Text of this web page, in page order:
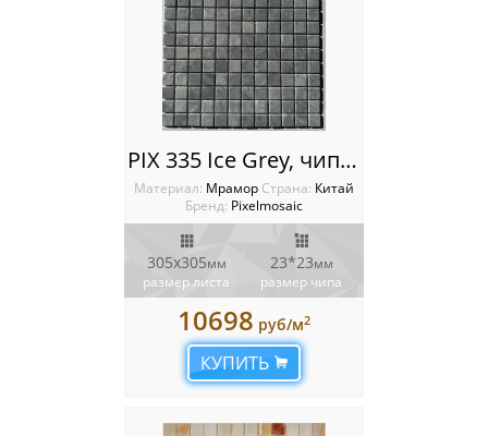
PIX 335 Ice Grey, чип 23х23 мм, сетка 305х305х4 мм, Матовая
Материал: Мрамор Cтрана: Китай
Бренд: Pixelmosaic
305x305мм
размер листа
23*23мм
размер чипа
10698 руб/м2
КУПИТЬ